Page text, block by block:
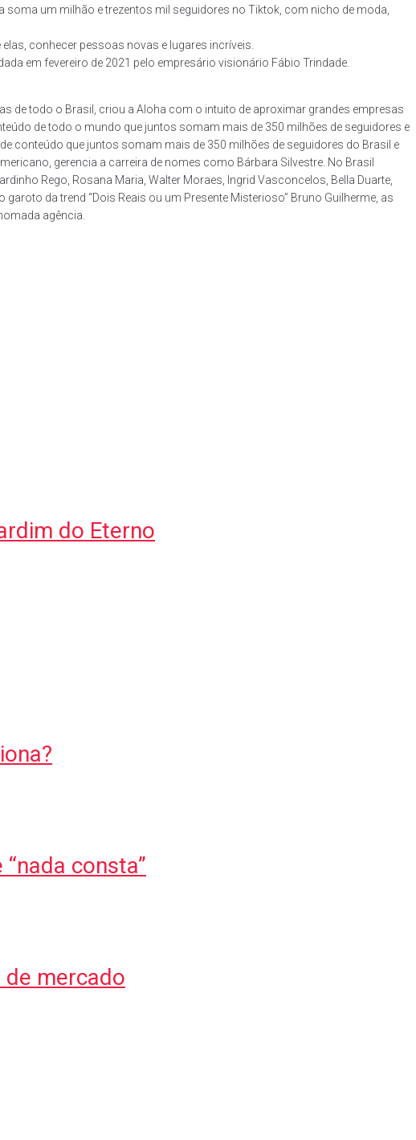
um milhão e trezentos mil seguidores no Tiktok, com nicho de moda,
conhecer pessoas novas e lugares incríveis.
em fevereiro de 2021 pelo empresário visionário Fábio Trindade.
de todo o Brasil, criou a Aloha com o intuito de aproximar grandes empresas
de todo o mundo que juntos somam mais de 350 milhões de seguidores e
conteúdo que juntos somam mais de 350 milhões de seguidores do Brasil e
gerencia a carreira de nomes como Bárbara Silvestre. No Brasil
Rego, Rosana Maria, Walter Moraes, Ingrid Vasconcelos, Bella Duarte,
garoto da trend “Dois Reais ou um Presente Misterioso” Bruno Guilherme, as
agência.
do Eterno
consta”
mercado